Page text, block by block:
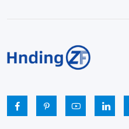
   